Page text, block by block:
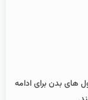
های بدن برای ادامه